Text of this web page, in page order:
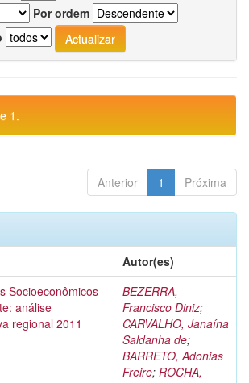
Por ordem
1.
Anterior 1 Próxima
Autor(es)
Socioeconômicos
análise
regional 2011
BEZERRA,
Francisco Diniz;
CARVALHO, Janaína
Saldanha de;
BARRETO, Adonias
Freire; ROCHA,